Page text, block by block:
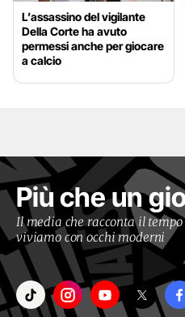
L’assassino del vigilante
Della Corte ha avuto
permessi anche per giocare
a calcio
Più che un
Il media che racconta il
viviamo con occhi moderni